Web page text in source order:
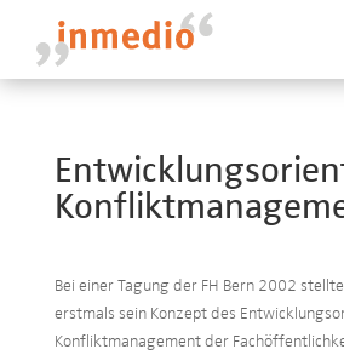
Bei einer Tagung der FH Bern 2002
erstmals sein Konzept des
Konfliktmanagement der